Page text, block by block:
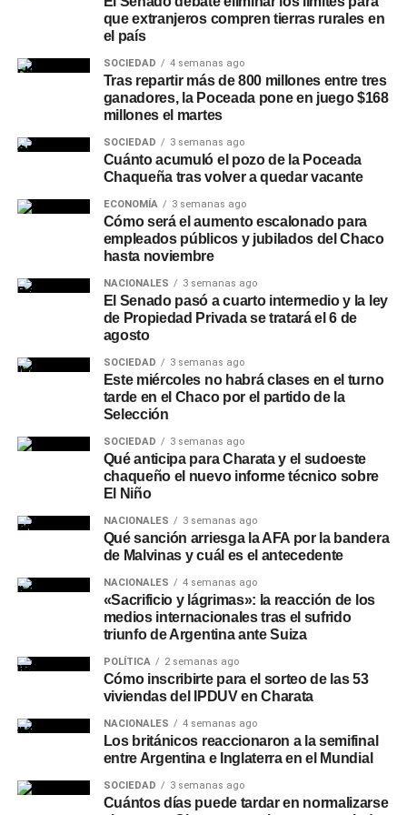
Otras líneas disponibles en
NBCH24
Además del Préstamo Express, la plataforma ofrece el
Préstamo Inmediato, con montos de hasta
$15.000.000, plazos de hasta 24 meses y tasa fija, y el
Préstamo Anticipo en 3 cuotas, pensado para
necesidades puntuales de corto plazo. Para el sector
privado, el Préstamo +Profesionales permite acceder
hasta $30.000.000 con plazos de hasta 24 meses y tasa
fija, mientras que la línea +Comercios está destinada a
comercios adheridos aUnicobros, con montos de hasta
$30.000.000, libre destino y gestión 100% online. A estas
opciones se suman otras líneas de gestión presencial,
cuotas, para financiar compras en comercios adheridos
de rubros como construcción, turismo, motos, bicicletas,
hogar y náutica.
Recomendaciones de
seguridad
Desde la entidad remarcaron que NBCH nunca solicita a
sus clientes realizar simulaciones de préstamos, cambios
de contraseñas, instalación de aplicaciones o
transferencias de dinero, y recomendaron operar siempre
a través de los canales oficiales del banco: elWhatsApp
la entidad.
que extranjeros compren tierras rurales en
el país
SOCIEDAD 4 semanas ago
Tras repartir más de 800 millones entre tres
ganadores, la Poceada pone en juego $168
millones el martes
SOCIEDAD 3 semanas ago
Cuánto acumuló el pozo de la Poceada
Chaqueña tras volver a quedar vacante
ECONOMÍA 3 semanas ago
Cómo será el aumento escalonado para
empleados públicos y jubilados del Chaco
hasta noviembre
NACIONALES 3 semanas ago
El Senado pasó a cuarto intermedio y la ley
de Propiedad Privada se tratará el 6 de
agosto
SOCIEDAD 3 semanas ago
Este miércoles no habrá clases en el turno
tarde en el Chaco por el partido de la
Selección
SOCIEDAD 3 semanas ago
Qué anticipa para Charata y el sudoeste
chaqueño el nuevo informe técnico sobre
El Niño
NACIONALES 3 semanas ago
Qué sanción arriesga la AFA por la bandera
de Malvinas y cuál es el antecedente
NACIONALES 4 semanas ago
«Sacrificio y lágrimas»: la reacción de los
medios internacionales tras el sufrido
triunfo de Argentina ante Suiza
POLÍTICA 2 semanas ago
Cómo inscribirte para el sorteo de las 53
viviendas del IPDUV en Charata
NACIONALES 4 semanas ago
Los británicos reaccionaron a la semifinal
entre Argentina e Inglaterra en el Mundial
SOCIEDAD 3 semanas ago
Cuántos días puede tardar en normalizarse